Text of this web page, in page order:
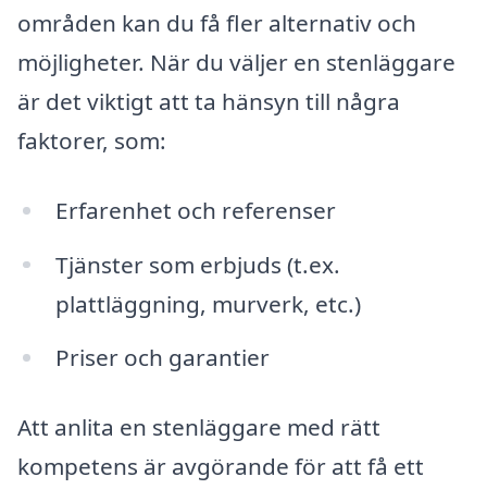
områden kan du få fler alternativ och
möjligheter. När du väljer en stenläggare
är det viktigt att ta hänsyn till några
faktorer, som:
Erfarenhet och referenser
Tjänster som erbjuds (t.ex.
plattläggning, murverk, etc.)
Priser och garantier
Att anlita en stenläggare med rätt
kompetens är avgörande för att få ett